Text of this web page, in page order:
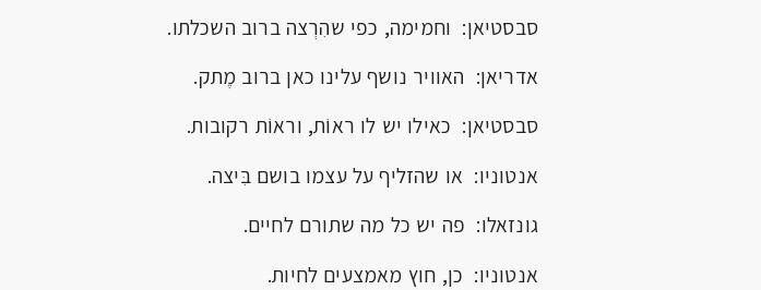
סבסטיאן: וחמימה, כפי שהִרְצה ברוב השכלתו.
אדריאן: האוויר נושף עלינו כאן ברוב מֶתק.
סבסטיאן: כאילו יש לו ראוֹת, וראוֹת רקובות.
אנטוניו: או שהזליף על עצמו בושם בִּיצה.
גונזאלו: פה יש כל מה שתורם לחיים.
אנטוניו: כן, חוץ מאמצעים לחיות.